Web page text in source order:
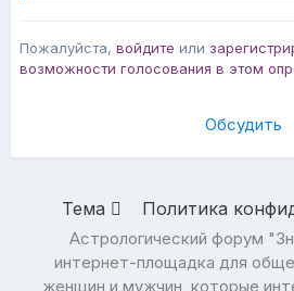
Пожалуйста, войдите или
возможности голосования в этом
Обсудить
Тема Политика
Астрологический форум
интернет-площадка для
женщин и мужчин, которые